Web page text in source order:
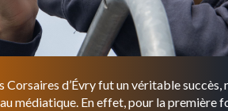
Corsaires d’Évry fut un véritable
médiatique. En effet, pour la première